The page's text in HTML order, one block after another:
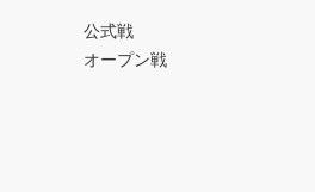
公式戦
オープン戦